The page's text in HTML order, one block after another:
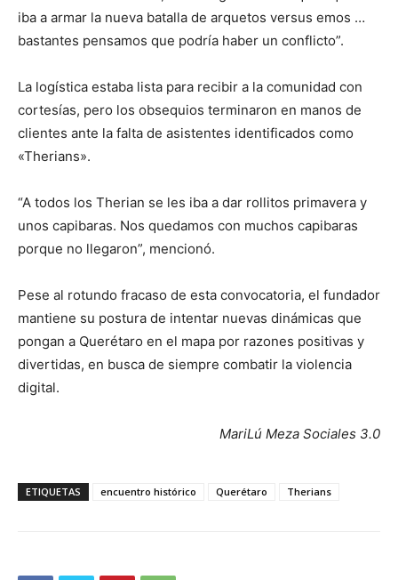
iba a armar la nueva batalla de arquetos versus emos …
bastantes pensamos que podría haber un conflicto”.
La logística estaba lista para recibir a la comunidad con
cortesías, pero los obsequios terminaron en manos de
clientes ante la falta de asistentes identificados como
«Therians».
“A todos los Therian se les iba a dar rollitos primavera y
unos capibaras. Nos quedamos con muchos capibaras
porque no llegaron”, mencionó.
Pese al rotundo fracaso de esta convocatoria, el fundador
mantiene su postura de intentar nuevas dinámicas que
pongan a Querétaro en el mapa por razones positivas y
divertidas, en busca de siempre combatir la violencia
digital.
MariLú Meza Sociales 3.0
ETIQUETAS encuentro histórico Querétaro Therians